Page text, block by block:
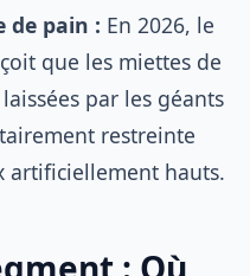
de pain : En 2026, le
que les miettes de
par les géants
restreinte
artificiellement hauts.